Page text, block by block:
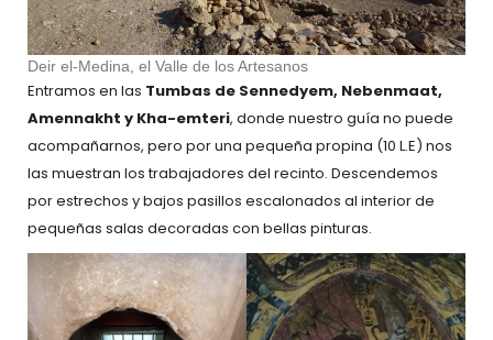
Deir el-Medina, el Valle de los Artesanos
Entramos en las Tumbas de Sennedyem, Nebenmaat,
Amennakht y Kha-emteri, donde nuestro guía no puede
acompañarnos, pero por una pequeña propina (10 L.E) nos
las muestran los trabajadores del recinto. Descendemos
por estrechos y bajos pasillos escalonados al interior de
pequeñas salas decoradas con bellas pinturas.